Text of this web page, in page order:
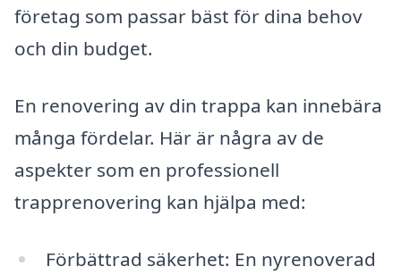
företag som passar bäst för dina behov
och din budget.
En renovering av din trappa kan innebära
många fördelar. Här är några av de
aspekter som en professionell
trapprenovering kan hjälpa med:
Förbättrad säkerhet: En nyrenoverad